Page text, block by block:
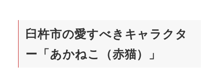
臼杵市の愛すべきキャラクタ
ー「あかねこ（赤猫）」